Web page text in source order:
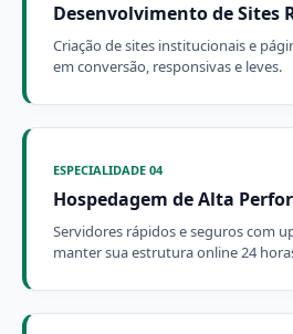
Desenvolvimento de Sites
Criação de sites institucionais e
em conversão, responsivas e leves.
ESPECIALIDADE 04
Hospedagem de Alta
Servidores rápidos e seguros com
manter sua estrutura online 24